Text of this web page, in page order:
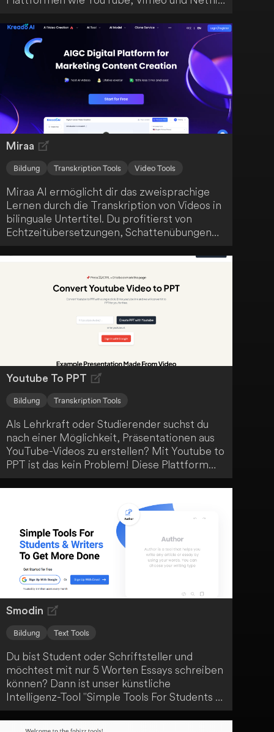
das Richtige für dich! Diese Anwendung
unterstützt bereits über 50 Plattformen und
erweitert ihr Angebot ständig, um dir eine
verbesserte Nutzererfahrung zu bieten. Egal,
in welcher Sprache du deine Videos
konsumierst - Immersive Translate hat die
passenden Untertitel für dich.
Miraa
Bildung Transkription Tools Video Tools
Miraa AI ermöglicht dir das zweisprachige
Lernen durch die Transkription von Videos in
bilinguale Untertitel. Du profitierst von
Echtzeitübersetzungen, Schattenübungen
innovative Plattform fördert dein effektives
Sprachenlernen auf moderne Weise.
Youtube To PPT
Bildung Transkription Tools
Als Lehrkraft oder Studierender suchst du
nach einer Möglichkeit, Präsentationen aus
YouTube-Videos zu erstellen? Mit Youtube to
PPT ist das kein Problem! Diese Plattform
nutzt YouTube als strukturierte
Wissensquelle und generiert per Eingabe
einer Video-URL automatisiert PowerPoint-
Präsentationen. Eine praktische Lösung, um
Lerninhalte anschaulich aufzubereiten.
Smodin
Bildung Text Tools
Du bist Student oder Schriftsteller und
möchtest mit nur 5 Worten Essays schreiben
können? Dann ist unser künstliche
Intelligenz-Tool "Simple Tools For Students &
Writers" genau das Richtige für dich.
Überraschenderweise einfach und effizient!